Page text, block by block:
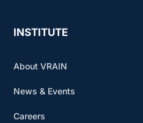
INSTITUTE
About VRAIN
News & Events
Careers